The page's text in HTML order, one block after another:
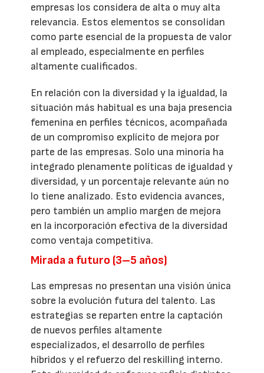
empresas los considera de alta o muy alta
relevancia. Estos elementos se consolidan
como parte esencial de la propuesta de valor
al empleado, especialmente en perfiles
altamente cualificados.
En relación con la diversidad y la igualdad, la
situación más habitual es una baja presencia
femenina en perfiles técnicos, acompañada
de un compromiso explícito de mejora por
parte de las empresas. Solo una minoría ha
integrado plenamente políticas de igualdad y
diversidad, y un porcentaje relevante aún no
lo tiene analizado. Esto evidencia avances,
pero también un amplio margen de mejora
en la incorporación efectiva de la diversidad
como ventaja competitiva.
Mirada a futuro (3–5 años)
Las empresas no presentan una visión única
sobre la evolución futura del talento. Las
estrategias se reparten entre la captación
de nuevos perfiles altamente
especializados, el desarrollo de perfiles
híbridos y el refuerzo del reskilling interno.